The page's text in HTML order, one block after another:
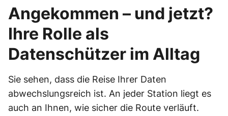
Angekommen – und jetzt?
Ihre Rolle als
Datenschützer im Alltag
Sie sehen, dass die Reise Ihrer Daten
abwechslungsreich ist. An jeder Station liegt es
auch an Ihnen, wie sicher die Route verläuft.